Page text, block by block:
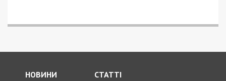
НОВИНИ СТАТТІ